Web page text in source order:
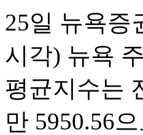
25일 뉴욕증
시각) 뉴욕
평균지수는
만 5950.56